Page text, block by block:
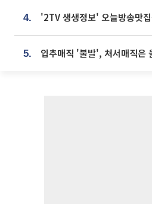
4.
5. 입추매직 '불발', 처서매직은